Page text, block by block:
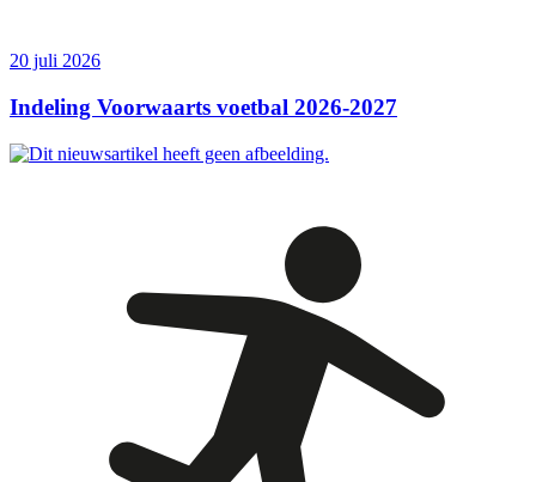
20 juli 2026
Indeling Voorwaarts voetbal 2026-2027